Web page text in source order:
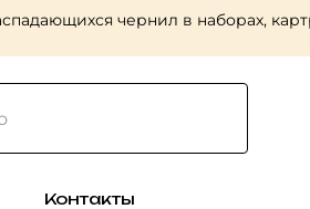
чернил в наборах,
Контакты